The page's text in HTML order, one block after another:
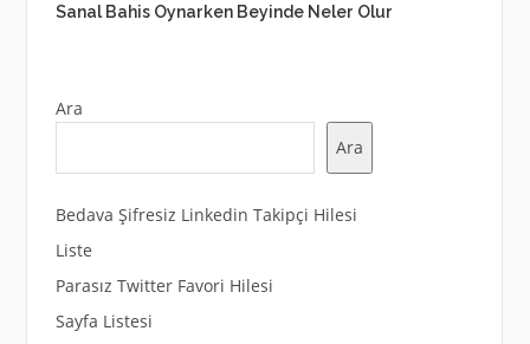
Sanal Bahis Oynarken Beyinde Neler Olur
Ara
Ara
Bedava Şifresiz Linkedin Takipçi Hilesi
Liste
Parasız Twitter Favori Hilesi
Sayfa Listesi